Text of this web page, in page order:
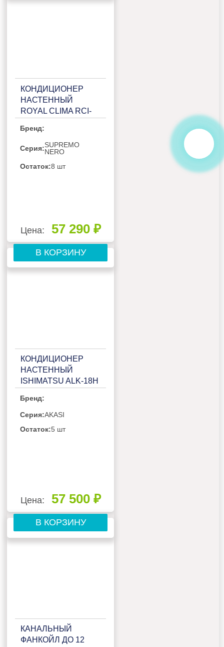
КОНДИЦИОНЕР
НАСТЕННЫЙ
ROYAL CLIMA RCI-
Бренд:
Серия:SUPREMO
NERO
Остаток:8 шт
Цена: 57 290 ₽
В КОРЗИНУ
КОНДИЦИОНЕР
НАСТЕННЫЙ
ISHIMATSU ALK-18H
Бренд:
Серия:AKASI
Остаток:5 шт
Цена: 57 500 ₽
В КОРЗИНУ
КАНАЛЬНЫЙ
ФАНКОЙЛ ДО 12